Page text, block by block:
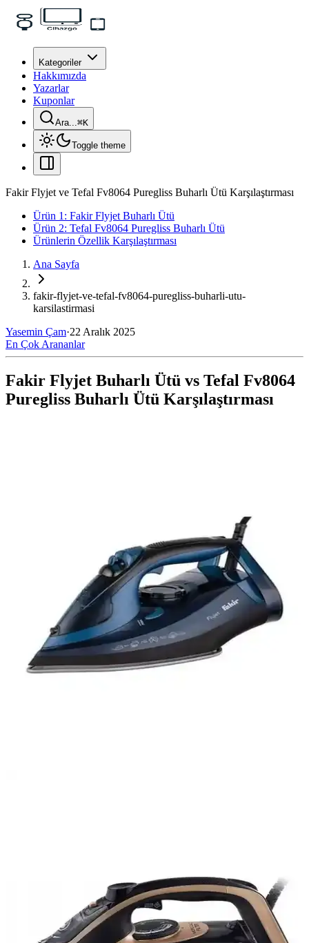
Kategoriler
Hakkımızda
Yazarlar
Kuponlar
Ara...⌘K
Toggle theme
Fakir Flyjet ve Tefal Fv8064 Puregliss Buharlı Ütü Karşılaştırması
Ürün 1: Fakir Flyjet Buharlı Ütü
Ürün 2: Tefal Fv8064 Puregliss Buharlı Ütü
Ürünlerin Özellik Karşılaştırması
Ana Sayfa
fakir-flyjet-ve-tefal-fv8064-puregliss-buharli-utu-
karsilastirmasi
Yasemin Çam·22 Aralık 2025
En Çok Arananlar
Fakir Flyjet Buharlı Ütü vs Tefal Fv8064
Puregliss Buharlı Ütü Karşılaştırması